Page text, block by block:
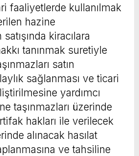
faaliyetlerde kullanılmak
hazine
satışında kiracılara
tanınmak suretiyle
satın
sağlanması ve ticari
yardımcı
taşınmazları üzerinde
hakları ile verilecek
alınacak hasılat
ve tahsiline